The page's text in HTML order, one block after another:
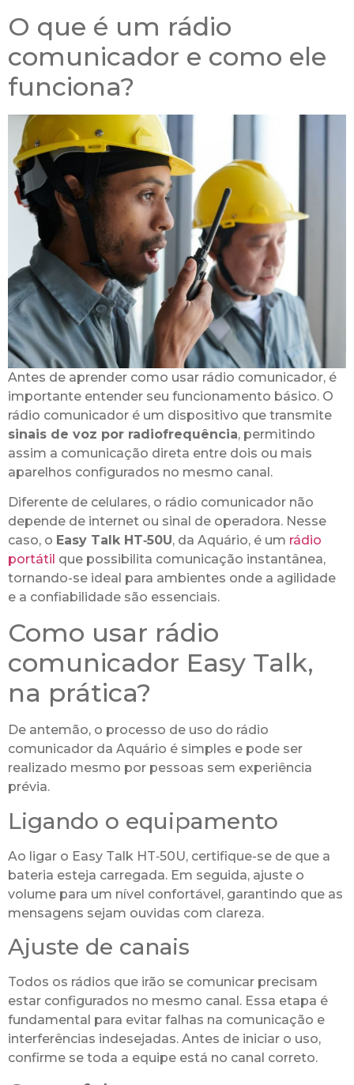
O que é um rádio
comunicador e como ele
funciona?
Antes de aprender como usar rádio comunicador, é
importante entender seu funcionamento básico. O
rádio comunicador é um dispositivo que transmite
sinais de voz por radiofrequência, permitindo
assim a comunicação direta entre dois ou mais
aparelhos configurados no mesmo canal.
Diferente de celulares, o rádio comunicador não
depende de internet ou sinal de operadora. Nesse
caso, o Easy Talk HT‑50U, da Aquário, é um rádio
portátil que possibilita comunicação instantânea,
tornando-se ideal para ambientes onde a agilidade
e a confiabilidade são essenciais.
Como usar rádio
comunicador Easy Talk,
na prática?
De antemão, o processo de uso do rádio
comunicador da Aquário é simples e pode ser
realizado mesmo por pessoas sem experiência
prévia.
Ligando o equipamento
Ao ligar o Easy Talk HT‑50U, certifique-se de que a
bateria esteja carregada. Em seguida, ajuste o
volume para um nível confortável, garantindo que as
mensagens sejam ouvidas com clareza.
Ajuste de canais
Todos os rádios que irão se comunicar precisam
estar configurados no mesmo canal. Essa etapa é
fundamental para evitar falhas na comunicação e
interferências indesejadas. Antes de iniciar o uso,
confirme se toda a equipe está no canal correto.